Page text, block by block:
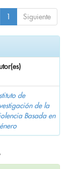
1 Siguiente
de
de la
Basada en